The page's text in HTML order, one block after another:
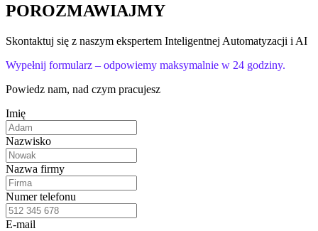
POROZMAWIAJMY
Skontaktuj się z naszym ekspertem Inteligentnej Automatyzacji i AI
Wypełnij formularz – odpowiemy maksymalnie w 24 godziny.
Powiedz nam, nad czym pracujesz
Imię
Nazwisko
Nazwa firmy
Numer telefonu
E-mail